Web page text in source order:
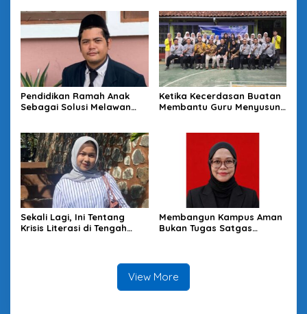
Pendidikan Ramah Anak
Sebagai Solusi Melawan
Ketika Kecerdasan Buatan
Membantu Guru Menyusun
Sekali Lagi, Ini Tentang
Krisis Literasi di Tengah
Membangun Kampus Aman
Bukan Tugas Satgas
View More